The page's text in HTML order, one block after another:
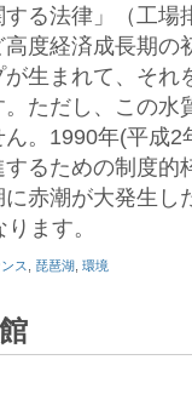
る法律」（工場
度経済成長期の
生まれて、それ
ただし、この水
。1990年(平成2
るための制度的
赤潮が大発生し
ます。
ス 琵琶湖 環境